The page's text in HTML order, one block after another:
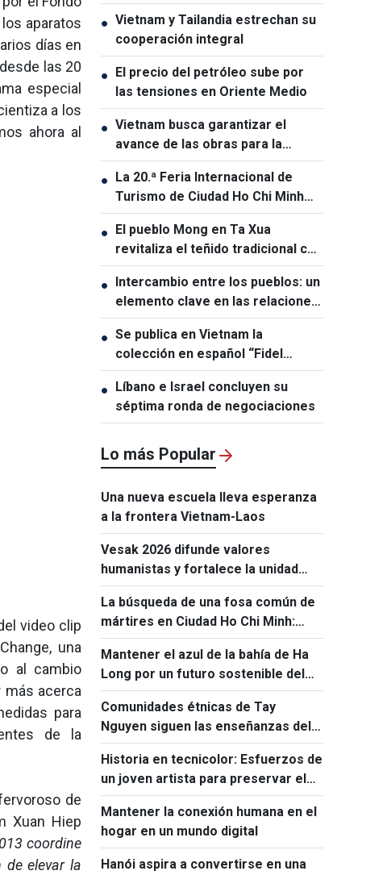
aparatos
días en
las 20
especial
a los
ahora al
video clip
una
al cambio
acerca
para
de la
de
Xuan Hiep
coordine
de elevar la
● Vietnam y Tailandia estrechan su
cooperación integral
● El precio del petróleo sube por
las tensiones en Oriente Medio
● Vietnam busca garantizar el
avance de las obras para la
Cumbre APEC 2027
● La 20.ª Feria Internacional de
Turismo de Ciudad Ho Chi Minh
será la mayor de su historia
● El pueblo Mong en Ta Xua
revitaliza el teñido tradicional con
índigo
● Intercambio entre los pueblos: un
elemento clave en las relaciones
entre Vietnam y Australia
● Se publica en Vietnam la
colección en español “Fidel
Castro Ruz – Obras Escogidas”
● Líbano e Israel concluyen su
séptima ronda de negociaciones
Lo más Popular
Una nueva escuela lleva esperanza
a la frontera Vietnam-Laos
Vesak 2026 difunde valores
humanistas y fortalece la unidad
comunitaria
La búsqueda de una fosa común de
mártires en Ciudad Ho Chi Minh:
ocho años tras las huellas de la
historia
Mantener el azul de la bahía de Ha
Long por un futuro sostenible del
patrimonio
Comunidades étnicas de Tay
Nguyen siguen las enseñanzas del
Presidente Ho Chi Minh sobre la
gran unidad nacional
Historia en tecnicolor: Esfuerzos de
un joven artista para preservar el
legado de Vietnam
Mantener la conexión humana en el
hogar en un mundo digital
Hanói aspira a convertirse en una